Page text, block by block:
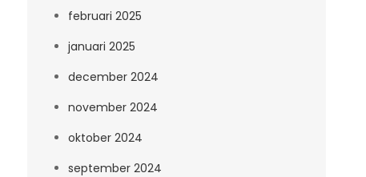
februari 2025
januari 2025
december 2024
november 2024
oktober 2024
september 2024